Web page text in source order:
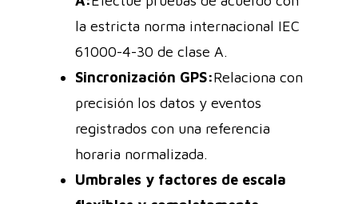
la estricta norma internacional IEC
61000-4-30 de clase A.
Sincronización GPS:Relaciona con
precisión los datos y eventos
registrados con una referencia
horaria normalizada.
Umbrales y factores de escala